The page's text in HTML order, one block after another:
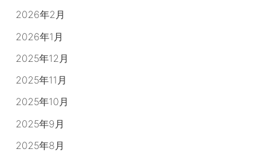
2026年2月
2026年1月
2025年12月
2025年11月
2025年10月
2025年9月
2025年8月